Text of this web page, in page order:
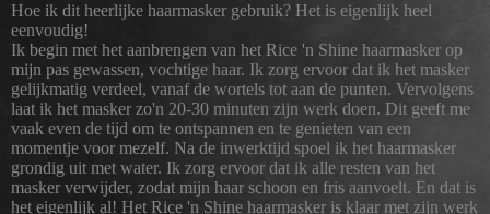
Hoe ik dit heerlijke haarmasker gebruik? Het is eigenlijk heel
eenvoudig!
Ik begin met het aanbrengen van het Rice 'n Shine haarmasker op
mijn pas gewassen, vochtige haar. Ik zorg ervoor dat ik het masker
gelijkmatig verdeel, vanaf de wortels tot aan de punten. Vervolgens
laat ik het masker zo'n 20-30 minuten zijn werk doen. Dit geeft me
vaak even de tijd om te ontspannen en te genieten van een
momentje voor mezelf. Na de inwerktijd spoel ik het haarmasker
grondig uit met water. Ik zorg ervoor dat ik alle resten van het
masker verwijder, zodat mijn haar schoon en fris aanvoelt. En dat is
het eigenlijk al! Het Rice 'n Shine haarmasker is klaar met zijn werk